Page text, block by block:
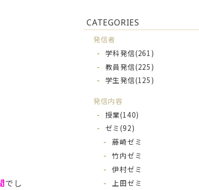
でし
CATEGORIES
発信者
学科発信(261)
教員発信(225)
学生発信(125)
発信内容
授業(140)
ゼミ(92)
藤崎ゼミ
竹内ゼミ
伊村ゼミ
上田ゼミ